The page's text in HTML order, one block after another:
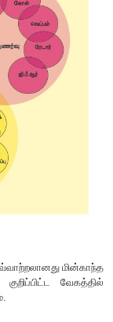
இந்த ஆற்றலை
ஆற்றலை புகைப்படக்